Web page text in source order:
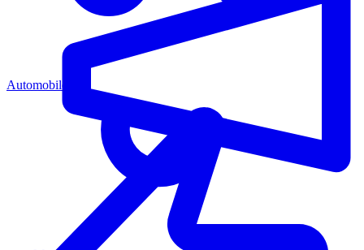
Automobile